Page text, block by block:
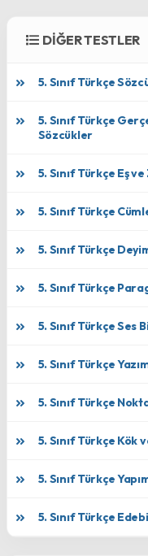
DİĞER TESTLER
5. Sınıf Türkçe
5. Sınıf Türkçe
Sözcükler
5. Sınıf Türkçe Eş
5. Sınıf Türkçe
5. Sınıf Türkçe
5. Sınıf Türkçe
5. Sınıf Türkçe Ses
5. Sınıf Türkçe
5. Sınıf Türkçe
5. Sınıf Türkçe Kök
5. Sınıf Türkçe
5. Sınıf Türkçe